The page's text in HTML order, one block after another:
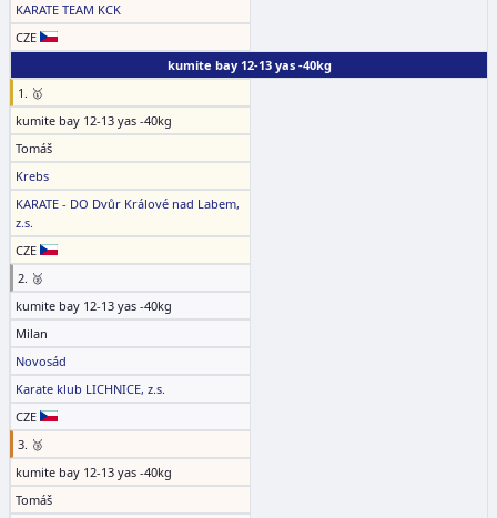
KARATE TEAM KCK
CZE
kumite bay 12-13 yas -40kg
1. 🥇
kumite bay 12-13 yas -40kg
Tomáš
Krebs
KARATE - DO Dvůr Králové nad Labem,
z.s.
CZE
2. 🥈
kumite bay 12-13 yas -40kg
Milan
Novosád
Karate klub LICHNICE, z.s.
CZE
3. 🥉
kumite bay 12-13 yas -40kg
Tomáš